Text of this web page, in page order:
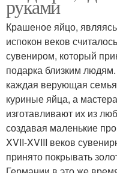
Винтажное яйцо
руками
Крашеное яйцо,
испокон веков
сувениром, который
подарка близким
каждая верующая
куриные яйца, а
изготавливают их из
создавая маленькие
XVII-XVIII веков
принято покрывать